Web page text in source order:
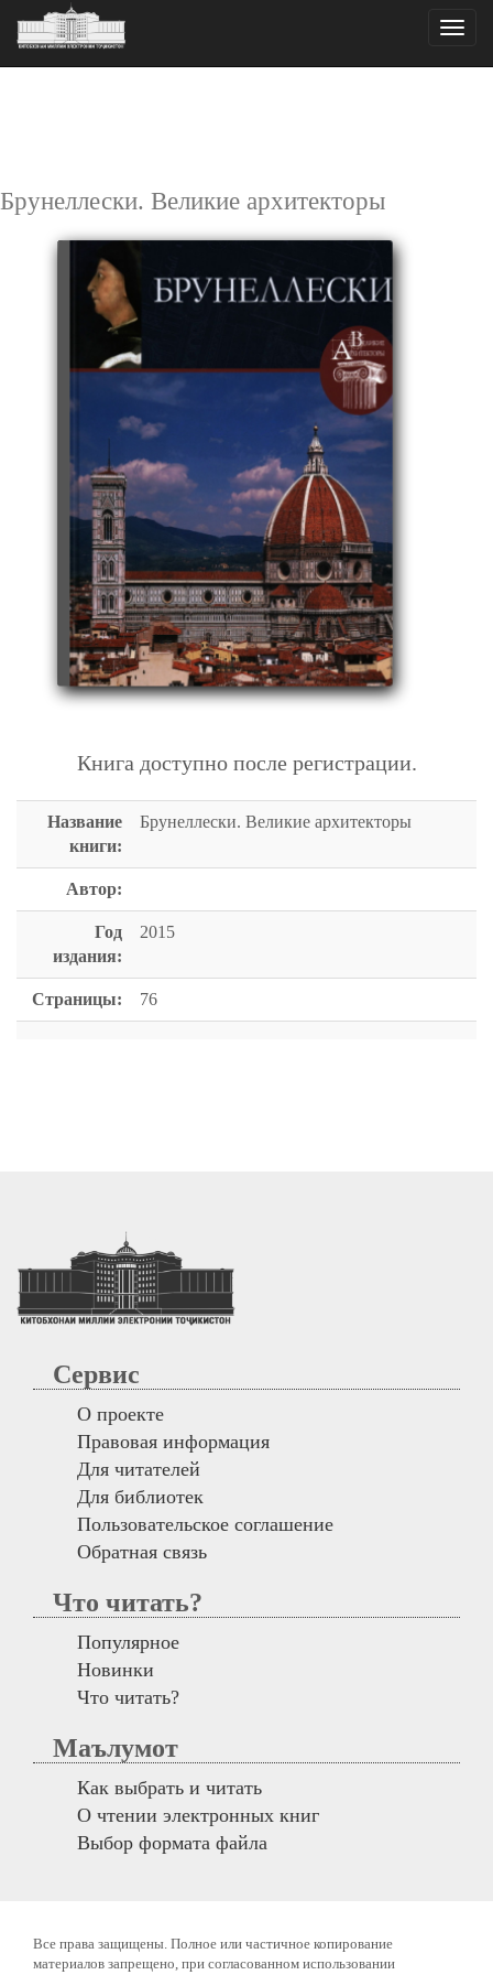
Toggle
Брунеллески. Великие архитекторы
Книга доступно после регистрации.
Название
книги:
Брунеллески. Великие архитекторы
Автор:
Год
издания:
2015
Страницы: 76
Сервис
О проекте
Правовая информация
Для читателей
Для библиотек
Пользовательское соглашение
Обратная связь
Что читать?
Популярное
Новинки
Что читать?
Маълумот
Как выбрать и читать
О чтении электронных книг
Выбор формата файла
Все права защищены. Полное или частичное копирование
материалов запрещено, при согласованном использовании